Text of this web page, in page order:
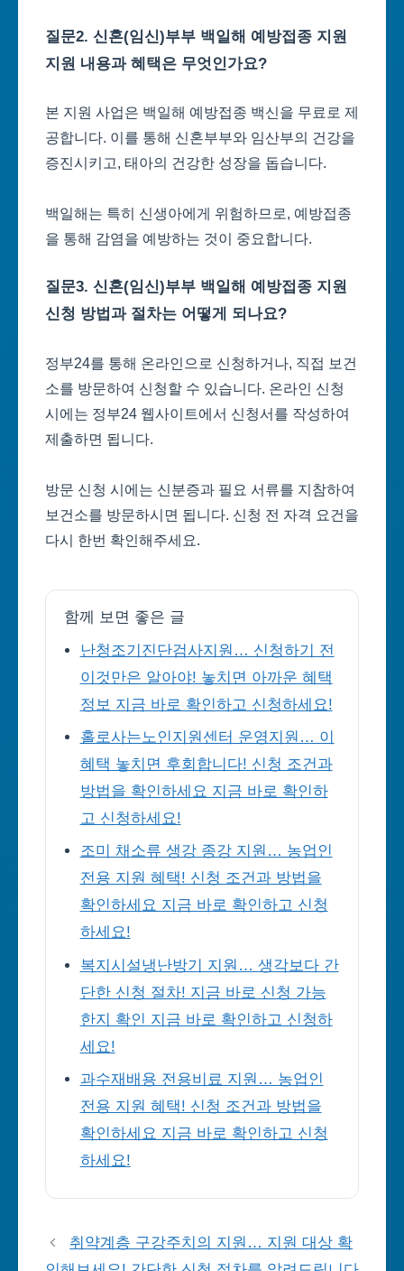
질문2. 신혼(임신)부부 백일해 예방접종 지원
지원 내용과 혜택은 무엇인가요?
본 지원 사업은 백일해 예방접종 백신을 무료로 제
공합니다. 이를 통해 신혼부부와 임산부의 건강을
증진시키고, 태아의 건강한 성장을 돕습니다.
백일해는 특히 신생아에게 위험하므로, 예방접종
을 통해 감염을 예방하는 것이 중요합니다.
질문3. 신혼(임신)부부 백일해 예방접종 지원
신청 방법과 절차는 어떻게 되나요?
정부24를 통해 온라인으로 신청하거나, 직접 보건
소를 방문하여 신청할 수 있습니다. 온라인 신청
시에는 정부24 웹사이트에서 신청서를 작성하여
제출하면 됩니다.
방문 신청 시에는 신분증과 필요 서류를 지참하여
보건소를 방문하시면 됩니다. 신청 전 자격 요건을
다시 한번 확인해주세요.
함께 보면 좋은 글
난청조기진단검사지원… 신청하기 전
이것만은 알아야! 놓치면 아까운 혜택
정보 지금 바로 확인하고 신청하세요!
홀로사는노인지원센터 운영지원… 이
혜택 놓치면 후회합니다! 신청 조건과
방법을 확인하세요 지금 바로 확인하
고 신청하세요!
조미 채소류 생강 종강 지원… 농업인
전용 지원 혜택! 신청 조건과 방법을
확인하세요 지금 바로 확인하고 신청
하세요!
복지시설냉난방기 지원… 생각보다 간
단한 신청 절차! 지금 바로 신청 가능
한지 확인 지금 바로 확인하고 신청하
세요!
과수재배용 전용비료 지원… 농업인
전용 지원 혜택! 신청 조건과 방법을
확인하세요 지금 바로 확인하고 신청
하세요!
취약계층 구강주치의 지원… 지원 대상 확